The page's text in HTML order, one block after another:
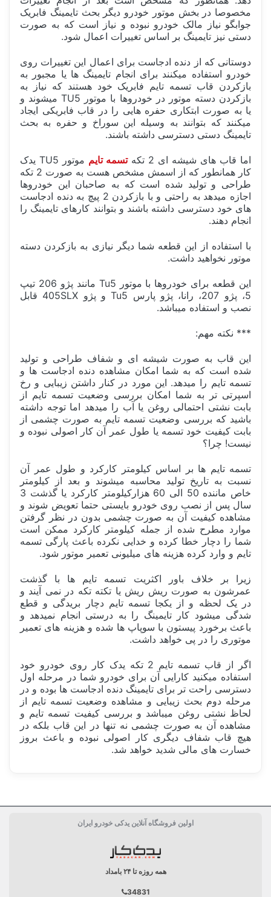
مخصوصا در بخش موتور خودرو دیگر بحث تایمینگ فابریک
جوابگو نیاز مالک خودرو نبوده و نیاز است که به صورت
دستی نیز تایمینگ بر اساس تغییرات اعمال شود.
دوستانی که از دنده ادجاست برای اعمال این تغییرات روی
خودرو استفاده میکنند برای انجام تایمینگ ها یا مجبور به
بازکردن قاب تسمه تایم فابریک خود هستند که نیاز به
بازکردن دسته موتور در خودروها با موتور TU5 میشوند و
یا به صورت ابتکاری حفره هایی را در قاب فابریکی ایجاد
میکنند که بتوانند به وسیله این سوراخ و حفره به بحث
تایمینگ دستی دسترسی داشته باشند.
اما قاب های شیشه ای 2 تکه تسمه تایم
موتور TU5 یدک
کار همانطور که از اسمش مشخص هست به صورت 2 تکه
طراحی و تولید شده است که به صاحبان این خودروها
اجازه میدهد به راحتی و با بازکردن 2 پیچ به دنده ادجاست
های خود دسترسی داشته باشند و بتوانند کارهای تایمینگ را
انجام دهند.
با استفاده از این قطعه شما دیگر نیازی به بازکردن دسته
موتور نخواهید داشت.
این قطعه برای خودروها با موتور Tu5 مانند پژو 206 تیپ
5، پژو 207، رانا، پژو پارس Tu5 و پژو 405SLX قابل
نصب و استفاده میباشد.
*** نکته مهم:
این قاب به صورت شیشه ای و شفاف طراحی و تولید
شده است که به شما امکان مشاهده دنده ادجاست ها و
تسمه تایم را میدهد. این مورد در کنار داشتن زیبایی و رخ
اسپرتی تر به شما امکان بررسی وضعیت تسمه تایم از
بابت نشتی احتمالی روغن یا آب را میدهد اما توجه داشته
باشید که بررسی وضعیت تسمه تایم به صورت چشمی از
بابت کیفیت خود تسمه یا طول عمر آن کار اصولی نبوده و
نیست! چرا؟
تسمه تایم ها بر اساس کیلومتر کارکرد و طول عمر آن
نسبت به تاریخ تولید محاسبه میشوند و بعد از کیلومتر
خاص ماننده 50 الی 60 هزارکیلومتر کارکرد یا گذشت 3
سال پس از نصب روی خودرو بایستی حتما تعویض شوند و
مشاهده کیفیت آن به صورت چشمی بدون در نظر گرفتن
موارد مطرح شده از جمله کیلومتر کارکرد ممکن است
شما را دچار خطا کرده و خدایی نکرده باعث پارگی تسمه
تایم و وارد کرده هزینه های میلیونی تعمیر موتور شود.
زیرا بر خلاف باور اکثریت تسمه تایم ها با گذشت
عمرشون به صورت ریش ریش یا تکته تکه در نمی آیند و
در یک لحظه و از یکجا تسمه تایم دچار بریدگی و قطع
شدگی میشود کار تایمینگ را به درستی انجام نمیدهد و
باعث برخورد پیستون با سوپاپ ها شده و هزینه های تعمیر
موتوری را در پی خواهد داشت.
اگر از قاب تسمه تایم 2 تکه یدک کار روی خودرو خود
استفاده میکنید کارایی آن برای خودرو شما در مرحله اول
دسترسی راحت تر برای تایمینگ دنده ادجاست ها بوده و در
مرحله دوم بحث زیبایی و مشاهده وضعیت تسمه تایم از
لحاظ نشتی روغن میباشد و بررسی کیفیت تسمه تایم و
مشاهده آن به صورت چشمی نه تنها در این قاب بلکه در
هیچ قاب شفاف دیگری کار اصولی نبوده و باعث بروز
خسارت های مالی شدید خواهد شد.
نشکن
100هزار کیلومتر
جعبه تکی
اولین فروشگاه آنلاین یدکی خودرو ایران
همه روزه تا ۲۴ بامداد
34831